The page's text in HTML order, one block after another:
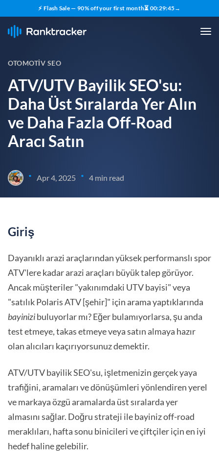
⚡ Flash Sale — 90% off your first month⏳ 00:29:44→
OTOMOTIV SEO
ATV/UTV Bayilik SEO'su:
Daha Üst Sıralarda Yer Alın
ve Daha Fazla Off-Road
Aracı Satın
• Apr 4, 2025 • 4 min read
Giriş
Dayanıklı arazi araçlarından yüksek performanslı spor
ATV'lere kadar arazi araçları büyük talep görüyor.
Ancak müşteriler "yakınımdaki UTV bayisi" veya
"satılık Polaris ATV [şehir]" için arama yaptıklarında
bayinizibuluyorlar mı? Eğer bulamıyorlarsa, şu anda
test etmeye, takas etmeye veya satın almaya hazır
olan alıcıları kaçırıyorsunuz demektir.
ATV/UTV bayilik SEO'su, işletmenizin gerçek yaya
trafiğini, aramaları ve dönüşümleri yönlendiren yerel
ve markaya özgü aramalarda üst sıralarda yer
almasını sağlar. Doğru strateji ile bayiniz off-road
meraklıları, hafta sonu binicileri ve çiftçiler için en iyi
hedef haline gelebilir.